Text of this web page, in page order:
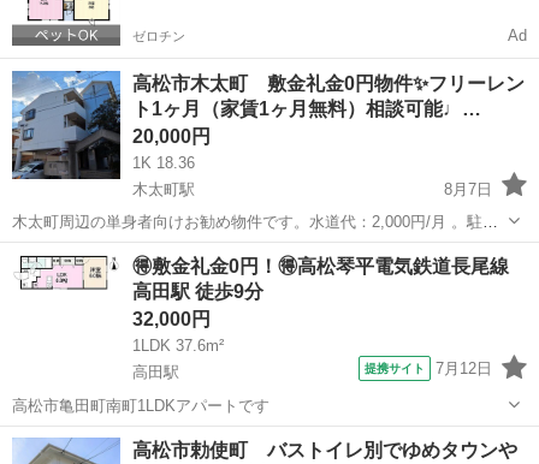
ゼロチン Ad
高松市木太町 敷金礼金0円物件✨フリーレン
ト1ヶ月（家賃1ヶ月無料）相談可能♩…
20,000円
1K 18.36
木太町駅
8月7日
木太町周辺の単身者向けお勧め物件です。水道代：2,000円/月 。駐車
場近隣5,000円。 ※住所のピンは正確では無い可能性ございますの
で、現地確認や内見ご希望の際はご連絡下さい。 ※お部屋のクリーニ
ング費用は退去時...
香川 高松市 木太町駅 アパート 物件
🉐敷金礼金0円！🉐高松琴平電気鉄道長尾線
高田駅 徒歩9分
32,000円
1LDK 37.6m²
高田駅
提携サイト 7月12日
高松市亀田町南町1LDKアパートです
香川 高松市 高田駅 アパート
高松市勅使町 バストイレ別でゆめタウンや